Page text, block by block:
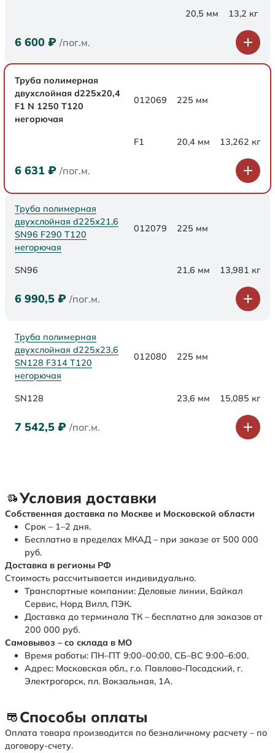
20,5 мм 13,2 кг
6 600 ₽ /пог.м.
Труба полимерная
двухслойная d225x20,4
F1 N 1250 Т120
негорючая
012069 225 мм
F1 20,4 мм 13,262 кг
6 631 ₽ /пог.м.
Труба полимерная
двухслойная d225х21,6
SN96 F290 Т120
негорючая
012079 225 мм
SN96 21,6 мм 13,981 кг
6 990,5 ₽ /пог.м.
Труба полимерная
двухслойная d225х23,6
SN128 F314 Т120
негорючая
012080 225 мм
SN128 23,6 мм 15,085 кг
7 542,5 ₽ /пог.м.
Условия доставки
Собственная доставка по Москве и Московской области
Срок – 1–2 дня.
Бесплатно в пределах МКАД – при заказе от 500 000
руб.
Доставка в регионы РФ
Стоимость рассчитывается индивидуально.
Транспортные компании: Деловые линии, Байкал
Сервис, Норд Вилл, ПЭК.
Доставка до терминала ТК – бесплатно для заказов от
200 000 руб.
Самовывоз – со склада в МО
Время работы: ПН–ПТ 9:00–00:00, СБ–ВС 9:00–6:00.
Адрес: Московская обл., г.о. Павлово-Посадский, г.
Электрогорск, пл. Вокзальная, 1А.
Способы оплаты
Оплата товара производится по безналичному расчету – по
договору-счету.